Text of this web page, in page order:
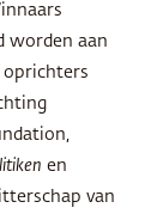
worden aan
oprichters
en
van